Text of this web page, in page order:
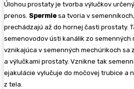
Úlohou prostaty je tvorba výlučkov
prenos. Spermie sa tvoria v
prechádzajú až do hornej časti prostaty.
semenovodov ústi kanálik zo semenných
vznikajúca v semenných mechúrikoch sa
a výlučkami prostaty. Vznikne tak
ejakulácie vylučuje do močovej trubice a
z tela.